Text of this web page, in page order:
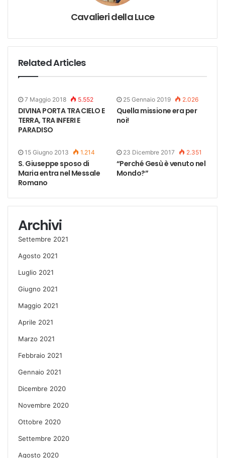
Cavalieri della Luce
Related Articles
7 Maggio 2018 5.552
DIVINA PORTA TRA CIELO E
TERRA, TRA INFERI E
PARADISO
25 Gennaio 2019 2.026
Quella missione era per
noi!
15 Giugno 2013 1.214
S. Giuseppe sposo di
Maria entra nel Messale
Romano
23 Dicembre 2017 2.351
“Perché Gesù è venuto nel
Mondo?”
Archivi
Settembre 2021
Agosto 2021
Luglio 2021
Giugno 2021
Maggio 2021
Aprile 2021
Marzo 2021
Febbraio 2021
Gennaio 2021
Dicembre 2020
Novembre 2020
Ottobre 2020
Settembre 2020
Agosto 2020